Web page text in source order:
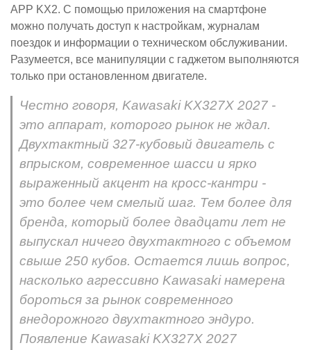
APP KX2. С помощью приложения на смартфоне
можно получать доступ к настройкам, журналам
поездок и информации о техническом обслуживании.
Разумеется, все манипуляции с гаджетом выполняются
только при остановленном двигателе.
Честно говоря, Kawasaki KX327X 2027 -
это аппарат, которого рынок не ждал.
Двухтактный 327-кубовый двигатель с
впрыском, современное шасси и ярко
выраженный акцент на кросс-кантри -
это более чем смелый шаг. Тем более для
бренда, который более двадцати лет не
выпускал ничего двухтактного с объемом
свыше 250 кубов. Остается лишь вопрос,
насколько агрессивно Kawasaki намерена
бороться за рынок современного
внедорожного двухтактного эндуро.
Появление Kawasaki KX327X 2027